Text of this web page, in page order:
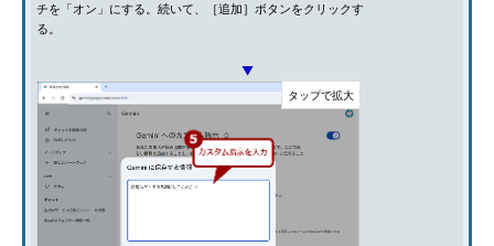
チを「オン」にする。続いて、［追加］ボタンをクリックす
る。
▼